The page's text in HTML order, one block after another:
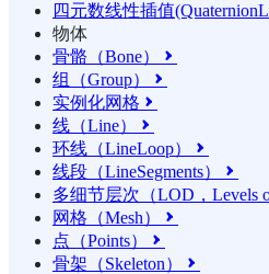
四元数线性插值
物体
骨骼（Bone）

组（Group） 
实例化网格 
线（Line） 
环线（LineLoop） 
线段（LineSegments） 
多细节层次（LOD，Levels
网格（Mesh） 
点（Points） 
骨架（Skeleton） 